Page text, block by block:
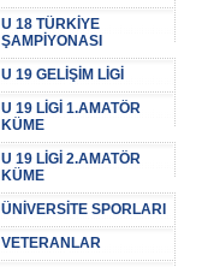
U 18 TÜRKİYE
ŞAMPİYONASI
U 19 GELİŞİM LİGİ
U 19 LİGİ 1.AMATÖR
KÜME
U 19 LİGİ 2.AMATÖR
KÜME
ÜNİVERSİTE SPORLARI
VETERANLAR